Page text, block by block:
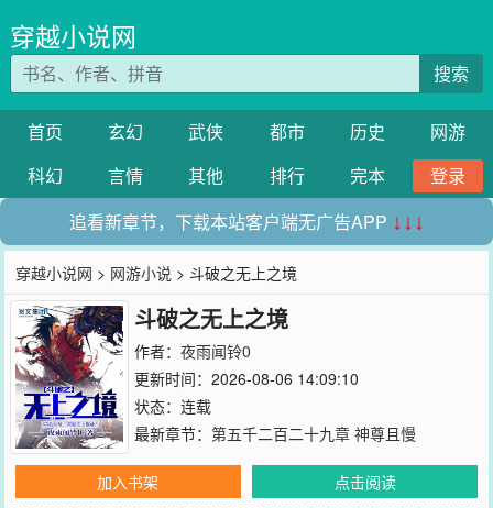
穿越小说网
搜索
首页 玄幻 武侠 都市 历史
网游
科幻
言情 其他 排行 完本
登录
追看新章节，下载本站客户端无广告APP ↓↓↓
穿越小说网 > 网游小说 > 斗破之无上之境
斗破之无上之境
作者： 夜雨闻铃0
更新时间：2026-08-06 14:09:10
状态：连载
最新章节： 第五千二百二十九章 神尊且慢
加入书架
点击阅读